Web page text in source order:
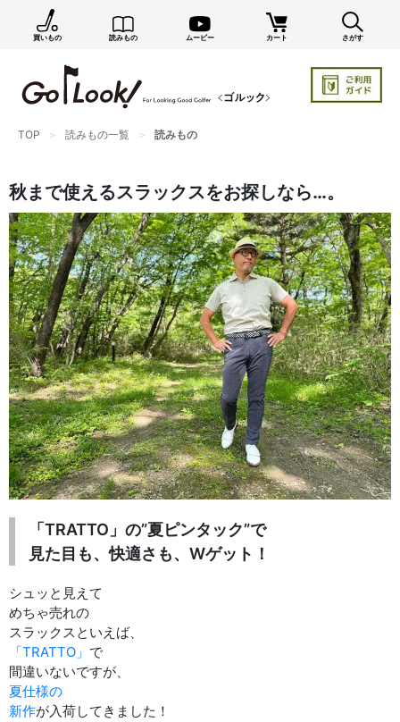
買いもの 読みもの ムービー カート さがす
TOP 読みもの一覧 読みもの
秋まで使えるスラックスをお探しなら…。
「TRATTO」の”夏ピンタック”で
見た目も、快適さも、Wゲット！
シュッと見えて
めちゃ売れの
スラックスといえば、
「TRATTO」 で
間違いないですが、
夏仕様の
新作が入荷してきました！
×
GO/LOOK! からのお知らせ（受信設定）
新商品情報や編集部のオススメ、オトクな情報・買い
まだご登録でない方はぜひ！
編集部セレクトのスタイル提案・お得情報（ダイレクトメール）
カートに残っている商品のお知らせ（買い忘れ通知）
お知らせを受け取る
いつでもメール内のリンクから配信停止できます